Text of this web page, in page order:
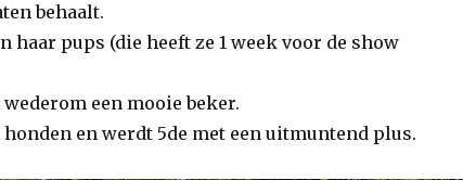
behaalt.
haar pups (die heeft ze 1 week voor de show
een mooie beker.
en werdt 5de met een uitmuntend plus.